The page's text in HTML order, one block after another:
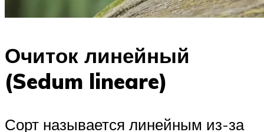
Очиток линейный
(Sedum lineare)
Сорт называется линейным из-за